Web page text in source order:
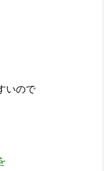
いので